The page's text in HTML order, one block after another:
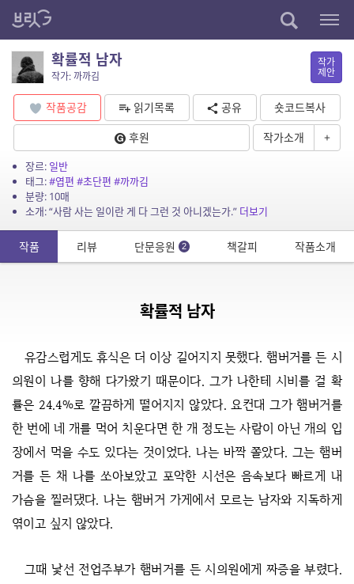
확률적 남자
작가: 까까김
작가
제안
작품공감 읽기목록 공유
숏코드복사
후원
작가소개 +
장르: 일반
태그:#엽편 #초단편 #까까김
분량: 10매
소개: “사람 사는 일이란 게 다 그런 것 아니겠는가.” 더보기
작품 리뷰 단문응원 2 책갈피 작품소개
확률적 남자
유감스럽게도 휴식은 더 이상 길어지지 못했다. 햄버거를 든 시
의원이 나를 향해 다가왔기 때문이다. 그가 나한테 시비를 걸 확
률은 24.4%로 깔끔하게 떨어지지 않았다. 요컨대 그가 햄버거를
한 번에 네 개를 먹어 치운다면 한 개 정도는 사람이 아닌 개의 입
장에서 먹을 수도 있다는 것이었다. 나는 바짝 쫄았다. 그는 햄버
거를 든 채 나를 쏘아보았고 포악한 시선은 음속보다 빠르게 내
가슴을 찔러댔다. 나는 햄버거 가게에서 모르는 남자와 지독하게
엮이고 싶지 않았다.
그때 낯선 전업주부가 햄버거를 든 시의원에게 짜증을 부렸다.